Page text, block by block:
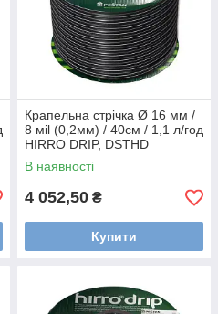
Крапельна стрічка Ø 16 мм /
8 мil (0,2мм) / 40см / 1,1 л/год
HIRRO DRIP, DSTHD
16081140-1000
В наявності
4 052,50 ₴
Купити